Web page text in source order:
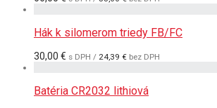
Hák k silomerom triedy FB/FC
30,00 € s DPH / 24,39 € bez DPH
Batéria CR2032 lithiová